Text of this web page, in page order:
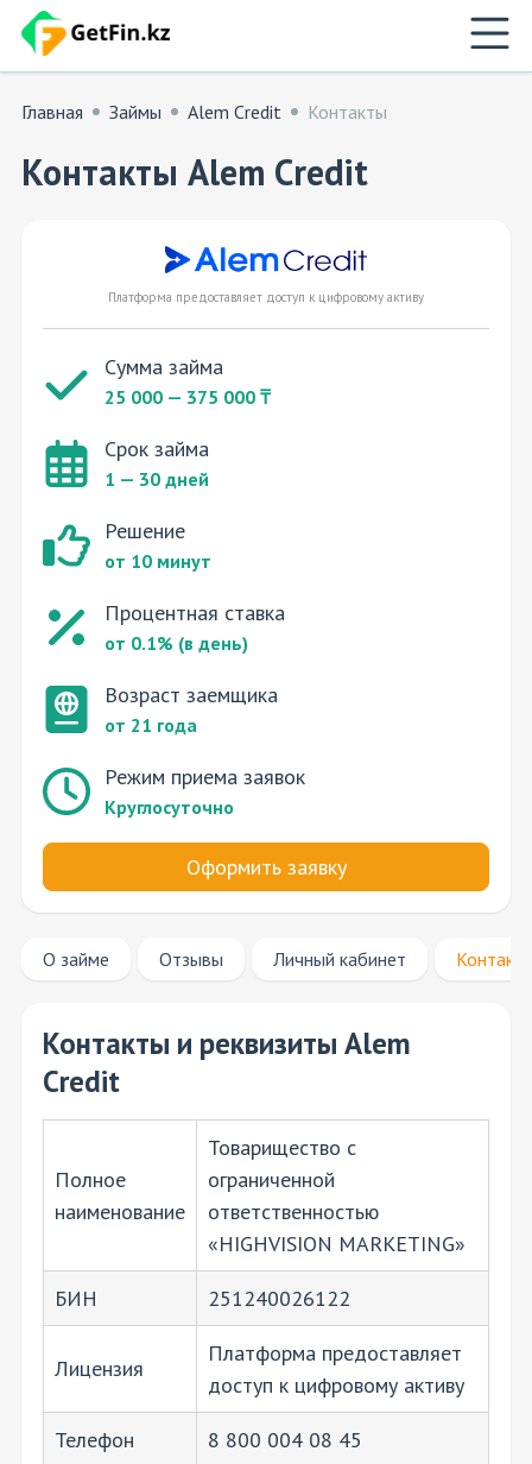
Главная Займы Alem Credit Контакты
Контакты Alem Credit
Платформа предоставляет доступ к цифровому активу
Сумма займа
25 000 — 375 000 ₸
Срок займа
1 — 30 дней
Решение
от 10 минут
Процентная ставка
от 0.1% (в день)
Возраст заемщика
от 21 года
Режим приема заявок
Круглосуточно
Оформить заявку
О займе Отзывы Личный кабинет
Контакты и реквизиты Alem
Credit
Полное
наименование
Товарищество с
ограниченной
ответственностью
«HIGHVISION MARKETING»
БИН
251240026122
Лицензия
Платформа предоставляет
доступ к цифровому активу
Телефон
8 800 004 08 45